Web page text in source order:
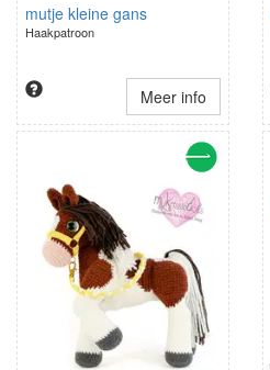
mutje kleine gans
Haakpatroon
Meer info